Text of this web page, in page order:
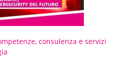
consulenza e servizi